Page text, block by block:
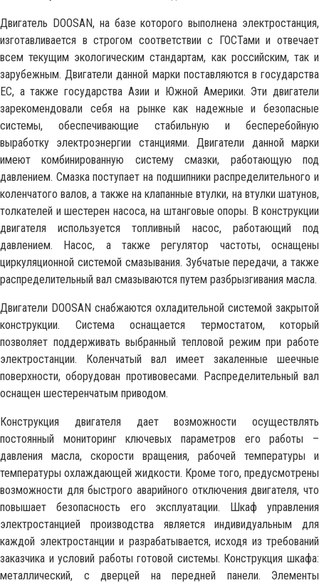
Двигатель DOOSAN, на базе которого выполнена электростанция,
изготавливается в строгом соответствии с ГОСТами и отвечает
всем текущим экологическим стандартам, как российским, так и
зарубежным. Двигатели данной марки поставляются в государства
ЕС, а также государства Азии и Южной Америки. Эти двигатели
зарекомендовали себя на рынке как надежные и безопасные
системы, обеспечивающие стабильную и бесперебойную
выработку электроэнергии станциями. Двигатели данной марки
имеют комбинированную систему смазки, работающую под
давлением. Смазка поступает на подшипники распределительного и
коленчатого валов, а также на клапанные втулки, на втулки шатунов,
толкателей и шестерен насоса, на штанговые опоры. В конструкции
двигателя используется топливный насос, работающий под
давлением. Насос, а также регулятор частоты, оснащены
циркуляционной системой смазывания. Зубчатые передачи, а также
распределительный вал смазываются путем разбрызгивания масла.
Двигатели DOOSAN снабжаются охладительной системой закрытой
конструкции. Система оснащается термостатом, который
позволяет поддерживать выбранный тепловой режим при работе
электростанции. Коленчатый вал имеет закаленные шеечные
поверхности, оборудован противовесами. Распределительный вал
оснащен шестеренчатым приводом.
Конструкция двигателя дает возможности осуществлять
постоянный мониторинг ключевых параметров его работы –
давления масла, скорости вращения, рабочей температуры и
температуры охлаждающей жидкости. Кроме того, предусмотрены
возможности для быстрого аварийного отключения двигателя, что
повышает безопасность его эксплуатации. Шкаф управления
электростанцией производства является индивидуальным для
каждой электростанции и разрабатывается, исходя из требований
заказчика и условий работы готовой системы. Конструкция шкафа:
металлический, с дверцей на передней панели. Элементы